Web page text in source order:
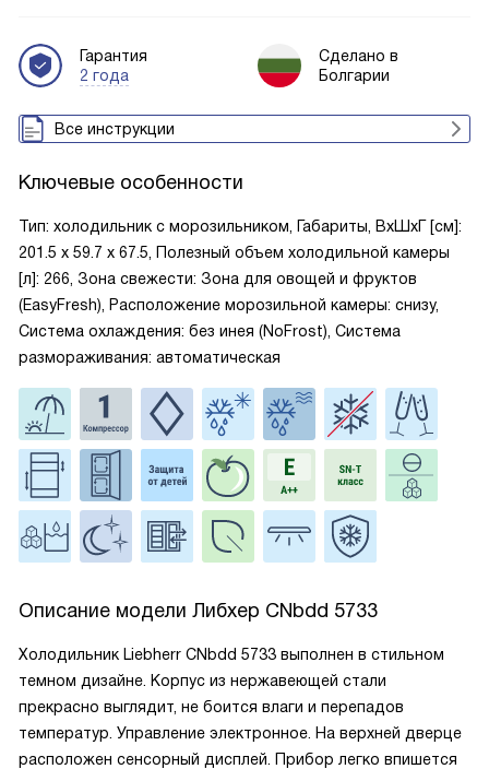
Гарантия
2 года
Сделано в
Болгарии
Все инструкции
Ключевые особенности
Тип: холодильник с морозильником, Габариты, ВxШxГ [см]:
201.5 х 59.7 х 67.5, Полезный объем холодильной камеры
[л]: 266, Зона свежести: Зона для овощей и фруктов
(EasyFresh), Расположение морозильной камеры: снизу,
Система охлаждения: без инея (NoFrost), Система
размораживания: автоматическая
Описание модели Либхер CNbdd 5733
Холодильник Liebherr CNbdd 5733 выполнен в стильном
темном дизайне. Корпус из нержавеющей стали
прекрасно выглядит, не боится влаги и перепадов
температур. Управление электронное. На верхней дверце
расположен сенсорный дисплей. Прибор легко впишется